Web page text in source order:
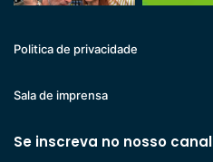
Politica de privacidade
Sala de imprensa
Se inscreva no nosso canal